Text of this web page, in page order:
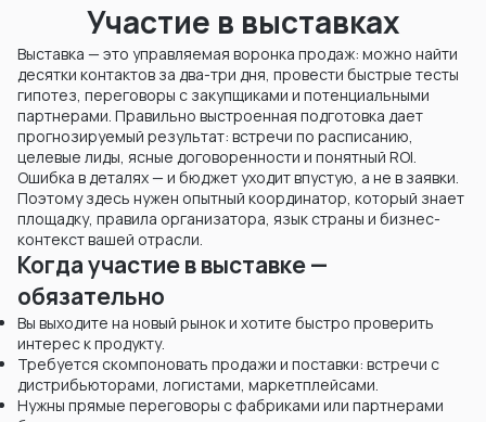
Участие в выставках
Выставка — это управляемая воронка продаж: можно найти
десятки контактов за два-три дня, провести быстрые тесты
гипотез, переговоры с закупщиками и потенциальными
партнерами. Правильно выстроенная подготовка дает
прогнозируемый результат: встречи по расписанию,
целевые лиды, ясные договоренности и понятный ROI.
Ошибка в деталях — и бюджет уходит впустую, а не в заявки.
Поэтому здесь нужен опытный координатор, который знает
площадку, правила организатора, язык страны и бизнес-
контекст вашей отрасли.
Когда участие в выставке —
обязательно
Вы выходите на новый рынок и хотите быстро проверить
интерес к продукту.
Требуется скомпоновать продажи и поставки: встречи с
дистрибьюторами, логистами, маркетплейсами.
Нужны прямые переговоры с фабриками или партнерами